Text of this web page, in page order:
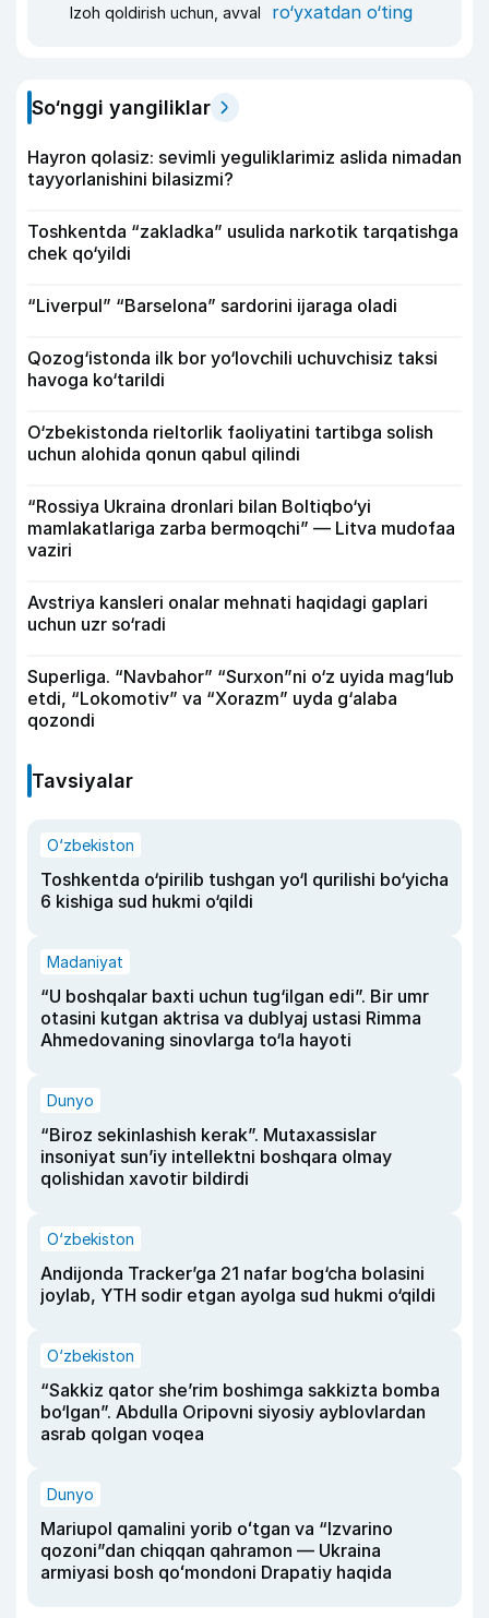
Izoh qoldirish uchun, avval ro‘yxatdan o‘ting
So‘nggi yangiliklar
Hayron qolasiz: sevimli yeguliklarimiz aslida nimadan
tayyorlanishini bilasizmi?
Toshkentda “zakladka” usulida narkotik tarqatishga
chek qo‘yildi
“Liverpul” “Barselona” sardorini ijaraga oladi
Qozog‘istonda ilk bor yo‘lovchili uchuvchisiz taksi
havoga ko‘tarildi
O‘zbekistonda rieltorlik faoliyatini tartibga solish
uchun alohida qonun qabul qilindi
“Rossiya Ukraina dronlari bilan Boltiqbo‘yi
mamlakatlariga zarba bermoqchi” — Litva mudofaa
vaziri
Avstriya kansleri onalar mehnati haqidagi gaplari
uchun uzr so‘radi
Superliga. “Navbahor” “Surxon”ni o‘z uyida mag‘lub
etdi, “Lokomotiv” va “Xorazm” uyda g‘alaba
qozondi
Tavsiyalar
O‘zbekiston
Toshkentda o‘pirilib tushgan yo‘l qurilishi bo‘yicha
6 kishiga sud hukmi o‘qildi
Madaniyat
“U boshqalar baxti uchun tug‘ilgan edi”. Bir umr
otasini kutgan aktrisa va dublyaj ustasi Rimma
Ahmedovaning sinovlarga to‘la hayoti
Dunyo
“Biroz sekinlashish kerak”. Mutaxassislar
insoniyat sun’iy intellektni boshqara olmay
qolishidan xavotir bildirdi
O‘zbekiston
Andijonda Tracker’ga 21 nafar bog‘cha bolasini
joylab, YTH sodir etgan ayolga sud hukmi o‘qildi
O‘zbekiston
“Sakkiz qator she’rim boshimga sakkizta bomba
bo‘lgan”. Abdulla Oripovni siyosiy ayblovlardan
asrab qolgan voqea
Dunyo
Mariupol qamalini yorib oʻtgan va “Izvarino
qozoni”dan chiqqan qahramon — Ukraina
armiyasi bosh qoʻmondoni Drapatiy haqida